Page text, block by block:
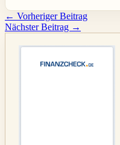
← Vorheriger Beitrag
Nächster Beitrag →